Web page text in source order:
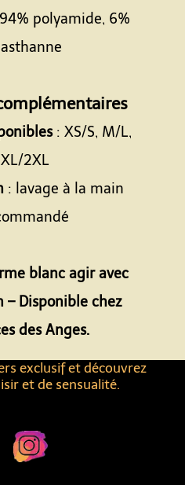
exclusif et découvrez
et de sensualité.
polyamide, 6%
: XS/S, M/L,
XL/2XL
: lavage à la main
blanc agir avec
– Disponible chez
des Anges.